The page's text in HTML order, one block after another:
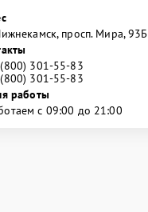
просп. Мира, 93Б
301-55-83
301-55-83
работы
с 09:00 до 21:00